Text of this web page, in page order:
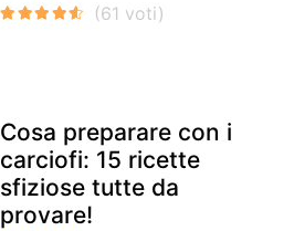
Cosa preparare con i
carciofi: 15 ricette
sfiziose tutte da
provare!